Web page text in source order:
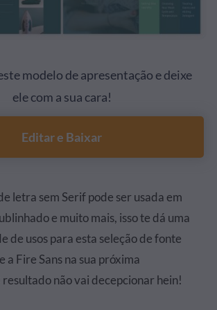
modelo de apresentação e deixe
ele com a sua cara!
Editar e Baixar
letra sem Serif pode ser usada em
e muito mais, isso te dá uma
de usos para esta seleção de fonte
a Fire Sans na sua próxima
não vai decepcionar hein!